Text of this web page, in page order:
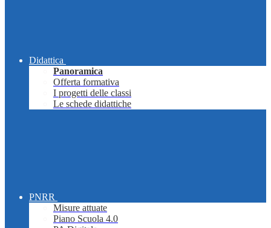
Didattica
Panoramica
Offerta formativa
I progetti delle classi
Le schede didattiche
PNRR
Misure attuate
Piano Scuola 4.0